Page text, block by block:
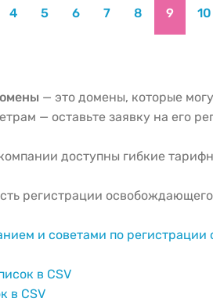
4 5 6 7 8 9 10
— это домены, которые
— оставьте заявку на его
доступны гибкие
регистрации
и советами по
в CSV
в CSV